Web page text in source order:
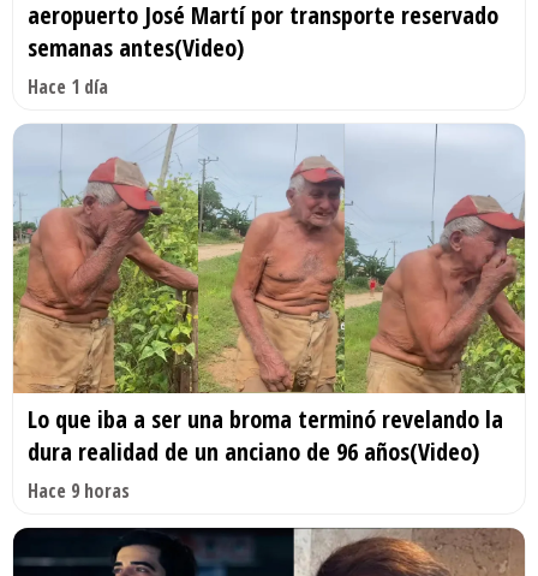
aeropuerto José Martí por transporte reservado
semanas antes(Video)
Hace 1 día
Lo que iba a ser una broma terminó revelando la
dura realidad de un anciano de 96 años(Video)
Hace 9 horas